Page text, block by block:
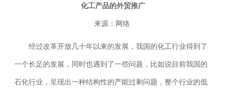
化工产品的外贸推广
来源：网络
经过改革开放几十年以来的发展，我国的化工行业得到了
一个长足的发展，同时也遇到了一些问题，比如说目前我国的
石化行业，呈现出一种结构性的产能过剩问题，整个行业的低